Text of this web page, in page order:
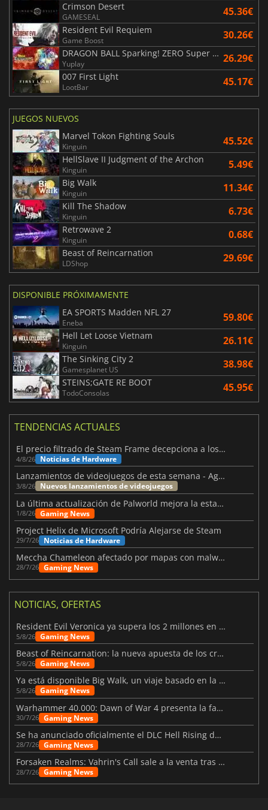
Crimson Desert
GAMESEAL 45.36€
Resident Evil Requiem
Game Boost 30.26€
DRAGON BALL Sparking! ZERO Super Limit Breaking NEO
Yuplay 26.29€
007 First Light
LootBar 45.17€
JUEGOS NUEVOS
Marvel Tokon Fighting Souls
Kinguin 45.52€
HellSlave II Judgment of the Archon
Kinguin 5.49€
Big Walk
Kinguin 11.34€
Kill The Shadow
Kinguin 6.73€
Retrowave 2
Kinguin 0.68€
Beast of Reincarnation
LDShop 29.69€
DISPONIBLE PRÓXIMAMENTE
EA SPORTS Madden NFL 27
Eneba 59.80€
Hell Let Loose Vietnam
Kinguin 26.11€
The Sinking City 2
Gamesplanet US 38.98€
STEINS;GATE RE BOOT
TodoConsolas 45.95€
TENDENCIAS ACTUALES
El precio filtrado de Steam Frame decepciona a los usuarios
4/8/26 Noticias de Hardware
Lanzamientos de videojuegos de esta semana - Agosto de 2026 (semana 32)
3/8/26 Nuevos lanzamientos de videojuegos
La última actualización de Palworld mejora la estabilidad
1/8/26 Gaming News
Project Helix de Microsoft Podría Alejarse de Steam
29/7/26 Noticias de Hardware
Meccha Chameleon afectado por mapas con malware y Discord
28/7/26 Gaming News
NOTICIAS, OFERTAS
Resident Evil Veronica ya supera los 2 millones en listas de deseados
5/8/26 Gaming News
Beast of Reincarnation: la nueva apuesta de los creadores de Pokémon
5/8/26 Gaming News
Ya está disponible Big Walk, un viaje basado en la amistad
5/8/26 Gaming News
Warhammer 40.000: Dawn of War 4 presenta la facción de los Necrones
30/7/26 Gaming News
Se ha anunciado oficialmente el DLC Hell Rising de Nioh 3
28/7/26 Gaming News
Forsaken Realms: Vahrin's Call sale a la venta tras una década
28/7/26 Gaming News